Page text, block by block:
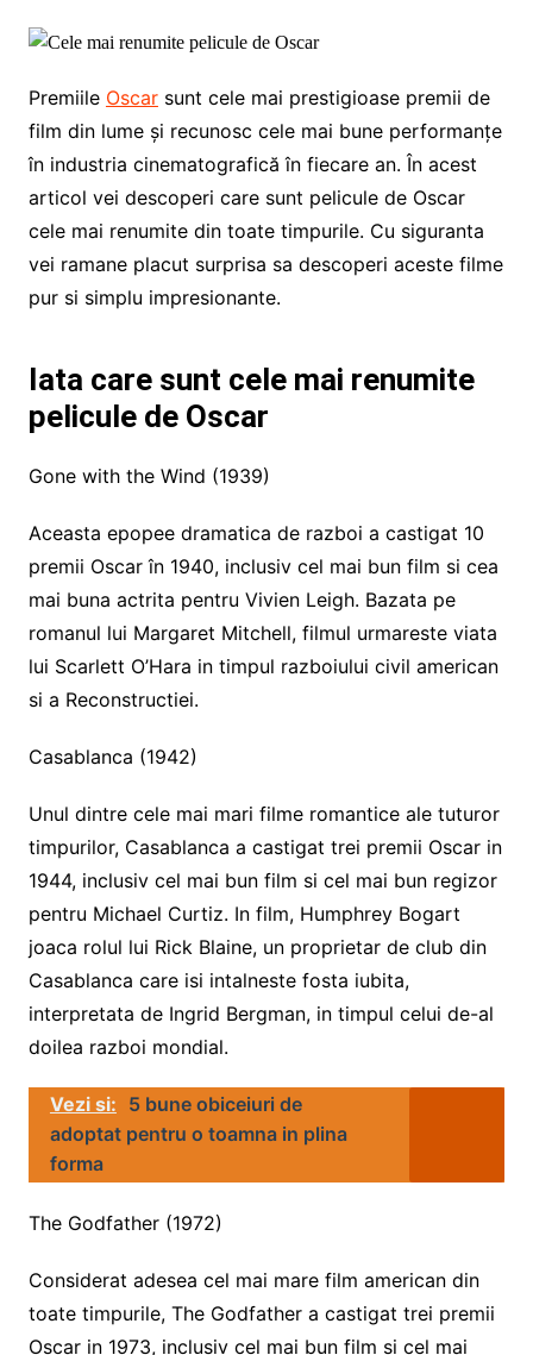
Premiile Oscarsunt cele mai prestigioase premii de
film din lume și recunosc cele mai bune performanțe
în industria cinematografică în fiecare an. În acest
articol vei descoperi care sunt pelicule de Oscar
cele mai renumite din toate timpurile. Cu siguranta
vei ramane placut surprisa sa descoperi aceste filme
pur si simplu impresionante.
Iata care sunt cele mai renumite
pelicule de Oscar
Gone with the Wind (1939)
Aceasta epopee dramatica de razboi a castigat 10
premii Oscar în 1940, inclusiv cel mai bun film si cea
mai buna actrita pentru Vivien Leigh. Bazata pe
romanul lui Margaret Mitchell, filmul urmareste viata
lui Scarlett O’Hara in timpul razboiului civil american
si a Reconstructiei.
Casablanca (1942)
Unul dintre cele mai mari filme romantice ale tuturor
timpurilor, Casablanca a castigat trei premii Oscar in
1944, inclusiv cel mai bun film si cel mai bun regizor
pentru Michael Curtiz. In film, Humphrey Bogart
joaca rolul lui Rick Blaine, un proprietar de club din
Casablanca care isi intalneste fosta iubita,
interpretata de Ingrid Bergman, in timpul celui de-al
doilea razboi mondial.
Vezi si: 5 bune obiceiuri de
adoptat pentru o toamna in plina
forma
The Godfather (1972)
Considerat adesea cel mai mare film american din
toate timpurile, The Godfather a castigat trei premii
Oscar in 1973, inclusiv cel mai bun film si cel mai